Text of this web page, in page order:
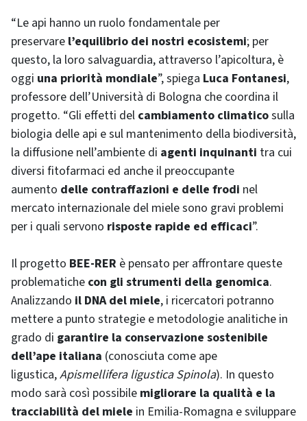
“Le api hanno un ruolo fondamentale per
preservare l’equilibrio dei nostri ecosistemi; per
questo, la loro salvaguardia, attraverso l’apicoltura, è
oggi una priorità mondiale”, spiega Luca Fontanesi,
professore dell’Università di Bologna che coordina il
progetto. “Gli effetti del cambiamento climaticosulla
biologia delle api e sul mantenimento della biodiversità,
la diffusione nell’ambiente di agenti inquinanti tra cui
diversi fitofarmaci ed anche il preoccupante
aumento delle contraffazioni e delle frodi nel
mercato internazionale del miele sono gravi problemi
per i quali servono risposte rapide ed efficaci”.
Il progetto BEE-RER è pensato per affrontare queste
problematiche con gli strumenti della genomica.
Analizzando il DNA del miele, i ricercatori potranno
mettere a punto strategie e metodologie analitiche in
grado di garantire la conservazione sostenibile
dell’ape italiana (conosciuta come ape
ligustica,Apismellifera ligustica Spinola). In questo
modo sarà così possibile migliorare la qualità e la
tracciabilità del miele in Emilia-Romagna e sviluppare